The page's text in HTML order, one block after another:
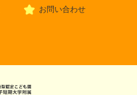
お問い合わせ